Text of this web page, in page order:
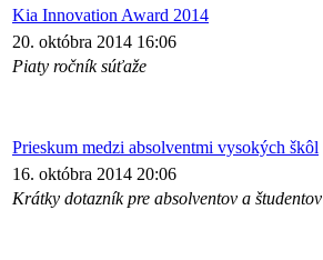
Kia Innovation Award 2014
20. októbra 2014 16:06
Piaty ročník súťaže
Prieskum medzi absolventmi vysokých škôl
16. októbra 2014 20:06
Krátky dotazník pre absolventov a študentov